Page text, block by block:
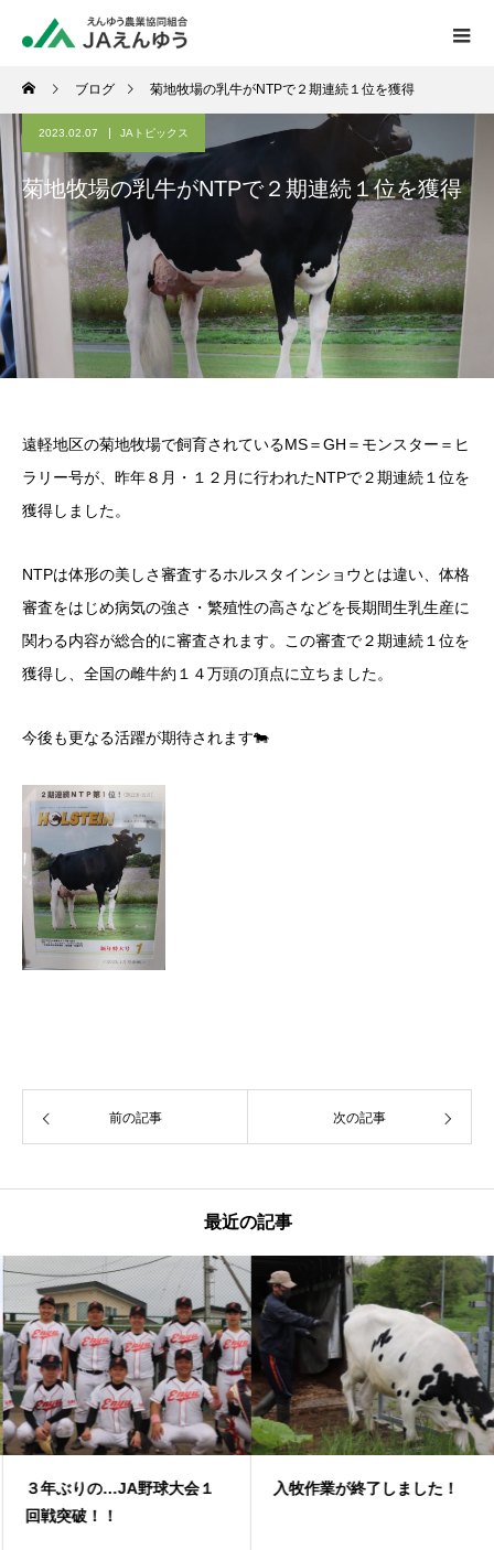
ブログ 菊地牧場の乳牛がNTPで２期連続１位を獲得
2023.02.07 JAトピックス
菊地牧場の乳牛がNTPで２期連続１位を獲得
遠軽地区の菊地牧場で飼育されているMS＝GH＝モンスター＝ヒ
ラリー号が、昨年８月・１２月に行われたNTPで２期連続１位を
獲得しました。
NTPは体形の美しさ審査するホルスタインショウとは違い、体格
審査をはじめ病気の強さ・繁殖性の高さなどを長期間生乳生産に
関わる内容が総合的に審査されます。この審査で２期連続１位を
獲得し、全国の雌牛約１４万頭の頂点に立ちました。
今後も更なる活躍が期待されます🐄
前の記事 次の記事
最近の記事
３年ぶりの…JA野球大会１
回戦突破！！
入牧作業が終了しました！